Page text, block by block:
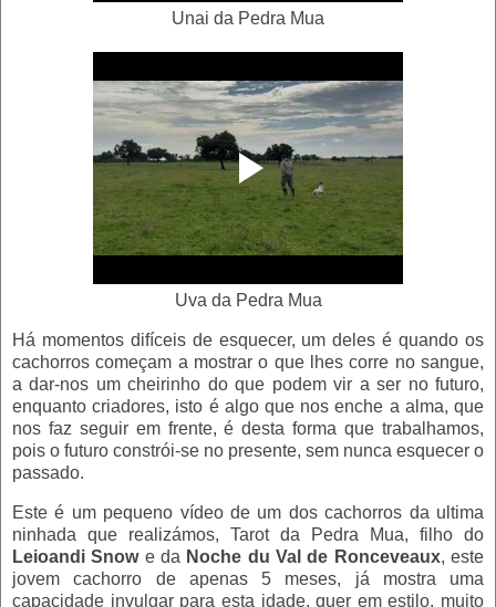
Unai da Pedra Mua
Uva da Pedra Mua
Há momentos difíceis de esquecer, um deles é quando os
cachorros começam a mostrar o que lhes corre no sangue,
a dar-nos um cheirinho do que podem vir a ser no futuro,
enquanto criadores, isto é algo que nos enche a alma, que
nos faz seguir em frente, é desta forma que trabalhamos,
pois o futuro constrói-se no presente, sem nunca esquecer o
passado.
Este é um pequeno vídeo de um dos cachorros da ultima
ninhada que realizámos, Tarot da Pedra Mua, filho do
Leioandi Snow e da Noche du Val de Ronceveaux, este
jovem cachorro de apenas 5 meses, já mostra uma
capacidade invulgar para esta idade, quer em estilo, muito